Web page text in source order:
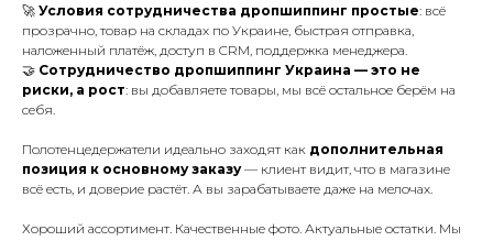
🚀 Условия сотрудничества дропшиппинг простые: всё
прозрачно, товар на складах по Украине, быстрая отправка,
наложенный платёж, доступ в CRM, поддержка менеджера.
🤝 Сотрудничество дропшиппинг Украина — это не
риски, а рост: вы добавляете товары, мы всё остальное берём на
себя.
Полотенцедержатели идеально заходят как дополнительная
позиция к основному заказу— клиент видит, что в магазине
всё есть, и доверие растёт. А вы зарабатываете даже на мелочах.
Хороший ассортимент. Качественные фото. Актуальные остатки. Мы